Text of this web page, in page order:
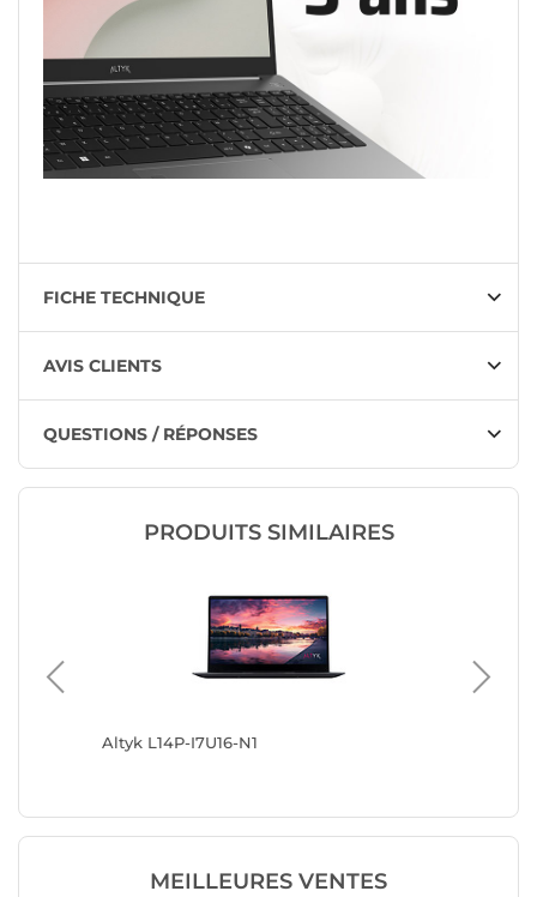
FICHE TECHNIQUE
AVIS CLIENTS
QUESTIONS / RÉPONSES
PRODUITS SIMILAIRES
Altyk L14P-I7U16-N1
MEILLEURES VENTES